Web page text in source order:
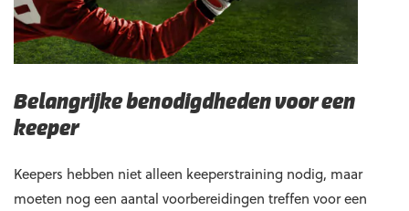
Belangrijke benodigdheden voor een
keeper
Keepers hebben niet alleen keeperstraining nodig, maar
moeten nog een aantal voorbereidingen treffen voor een